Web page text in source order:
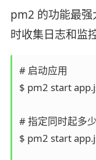
pm2 的功能最强
时收集日志和监控
# 启动应用
$ pm2 start
# 指定同时起多
$ pm2 start